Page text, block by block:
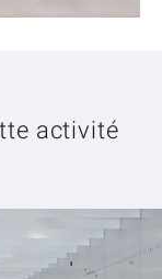
activité